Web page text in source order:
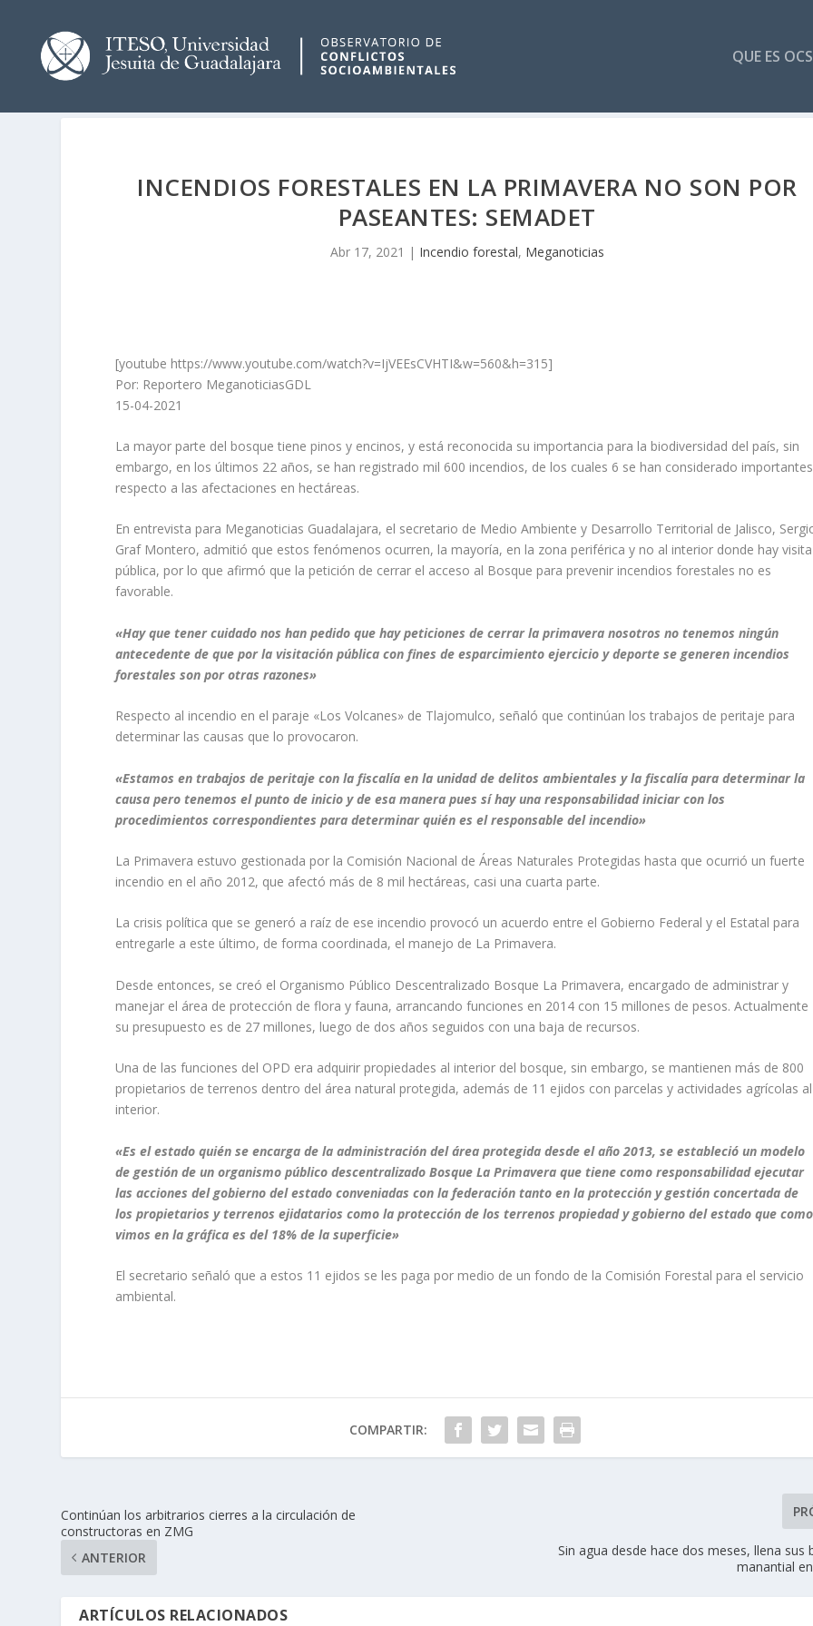
QUE ES
INCENDIOS FORESTALES EN LA PRIMAVERA NO SON POR
PASEANTES: SEMADET
Abr 17, 2021 | Incendio forestal, Meganoticias
[youtube https://www.youtube.com/watch?v=IjVEEsCVHTI&w=560&h=315]
Por: Reportero MeganoticiasGDL
15-04-2021
La mayor parte del bosque tiene pinos y encinos, y está reconocida su importancia para la biodiversidad del país, sin
embargo, en los últimos 22 años, se han registrado mil 600 incendios, de los cuales 6 se han considerado importantes
respecto a las afectaciones en hectáreas.
En entrevista para Meganoticias Guadalajara, el secretario de Medio Ambiente y Desarrollo Territorial de Jalisco,
Graf Montero, admitió que estos fenómenos ocurren, la mayoría, en la zona periférica y no al interior donde hay visita
pública, por lo que afirmó que la petición de cerrar el acceso al Bosque para prevenir incendios forestales no es
favorable.
«Hay que tener cuidado nos han pedido que hay peticiones de cerrar la primavera nosotros no tenemos ningún
antecedente de que por la visitación pública con fines de esparcimiento ejercicio y deporte se generen incendios
forestales son por otras razones»
Respecto al incendio en el paraje «Los Volcanes» de Tlajomulco, señaló que continúan los trabajos de peritaje para
determinar las causas que lo provocaron.
«Estamos en trabajos de peritaje con la fiscalía en la unidad de delitos ambientales y la fiscalía para determinar la
causa pero tenemos el punto de inicio y de esa manera pues sí hay una responsabilidad iniciar con los
procedimientos correspondientes para determinar quién es el responsable del incendio»
La Primavera estuvo gestionada por la Comisión Nacional de Áreas Naturales Protegidas hasta que ocurrió un fuerte
incendio en el año 2012, que afectó más de 8 mil hectáreas, casi una cuarta parte.
La crisis política que se generó a raíz de ese incendio provocó un acuerdo entre el Gobierno Federal y el Estatal para
entregarle a este último, de forma coordinada, el manejo de La Primavera.
Desde entonces, se creó el Organismo Público Descentralizado Bosque La Primavera, encargado de administrar y
manejar el área de protección de flora y fauna, arrancando funciones en 2014 con 15 millones de pesos. Actualmente
su presupuesto es de 27 millones, luego de dos años seguidos con una baja de recursos.
Una de las funciones del OPD era adquirir propiedades al interior del bosque, sin embargo, se mantienen más de 800
propietarios de terrenos dentro del área natural protegida, además de 11 ejidos con parcelas y actividades agrícolas al
interior.
«Es el estado quién se encarga de la administración del área protegida desde el año 2013, se estableció un modelo
de gestión de un organismo público descentralizado Bosque La Primavera que tiene como responsabilidad ejecutar
las acciones del gobierno del estado conveniadas con la federación tanto en la protección y gestión concertada de
los propietarios y terrenos ejidatarios como la protección de los terrenos propiedad y gobierno del estado que como
vimos en la gráfica es del 18% de la superficie»
El secretario señaló que a estos 11 ejidos se les paga por medio de un fondo de la Comisión Forestal para el servicio
ambiental.
COMPARTIR:
Continúan los arbitrarios cierres a la circulación de
constructoras en ZMG
ANTERIOR
Sin agua desde hace dos meses, llena sus
manantial
ARTÍCULOS RELACIONADOS